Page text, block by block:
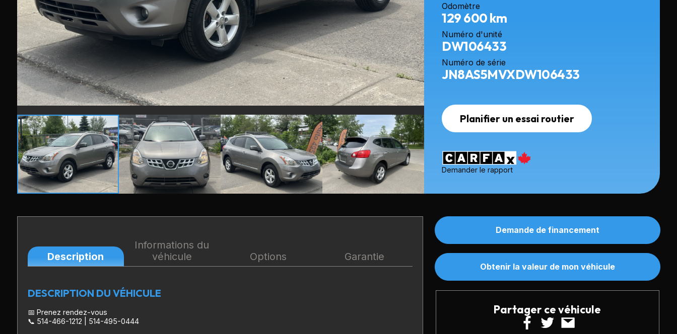
Odomètre
129 600 km
Numéro d'unité
DW106433
Numéro de série
JN8AS5MVXDW106433
Planifier un essai routier
Demander le rapport
Description
Informations du
véhicule
Options Garantie
DESCRIPTION DU VÉHICULE
📅 Prenez rendez-vous
📞 514-466-1212 | 514-495-0444
Demande de financement
Obtenir la valeur de mon véhicule
Partager ce véhicule